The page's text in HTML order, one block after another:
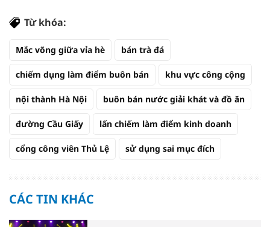
Từ khóa:
Mắc võng giữa vỉa hè bán trà đá
chiếm dụng làm điểm buôn bán khu vực công cộng
nội thành Hà Nội buôn bán nước giải khát và đồ ăn
đường Cầu Giấy lấn chiếm làm điểm kinh doanh
cổng công viên Thủ Lệ sử dụng sai mục đích
CÁC TIN KHÁC